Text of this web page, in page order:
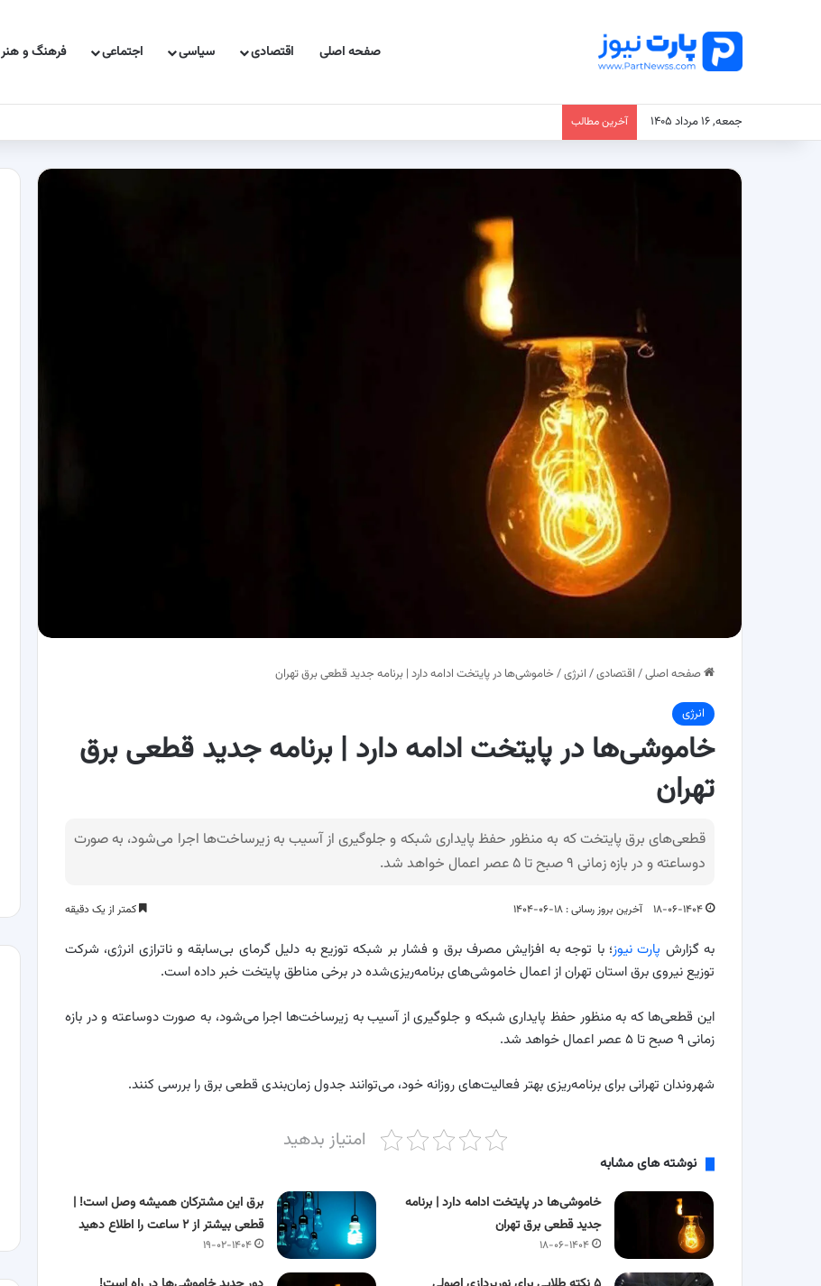
صفحه اصلی اقتصادی سیاسی اجتماعی فرهنگ و هنر
جمعه, ۱۶ مرداد ۱۴۰۵ آخرین مطالب
صفحه اصلی/ اقتصادی/ انرژی/ خاموشی‌ها در پایتخت ادامه دارد | برنامه جدید قطعی برق تهران
انرژی
خاموشی‌ها در پایتخت ادامه دارد | برنامه جدید قطعی برق
تهران
قطعی‌های برق پایتخت که به منظور حفظ پایداری شبکه و جلوگیری از آسیب به زیرساخت‌ها اجرا می‌شود، به صورت
دوساعته و در بازه زمانی ۹ صبح تا ۵ عصر اعمال خواهد شد.
۱۸-۰۶-۱۴۰۴ آخرین بروز رسانی : ۱۸-۰۶-۱۴۰۴ کمتر از یک دقیقه
به گزارش پارت نیوز؛ با توجه به افزایش مصرف برق و فشار بر شبکه توزیع به دلیل گرمای بی‌سابقه و ناترازی انرژی، شرکت
توزیع نیروی برق استان تهران از اعمال خاموشی‌های برنامه‌ریزی‌شده در برخی مناطق پایتخت خبر داده است.
این قطعی‌ها که به منظور حفظ پایداری شبکه و جلوگیری از آسیب به زیرساخت‌ها اجرا می‌شود، به صورت دوساعته و در بازه
زمانی ۹ صبح تا ۵ عصر اعمال خواهد شد.
شهروندان تهرانی برای برنامه‌ریزی بهتر فعالیت‌های روزانه خود، می‌توانند جدول زمان‌بندی قطعی برق را بررسی کنند.
امتیاز بدهید
نوشته های مشابه
خاموشی‌ها در پایتخت ادامه دارد | برنامه
جدید قطعی برق تهران
۱۸-۰۶-۱۴۰۴
برق این مشترکان همیشه وصل است! |
قطعی بیشتر از ۲ ساعت را اطلاع دهید
۱۹-۰۲-۱۴۰۴